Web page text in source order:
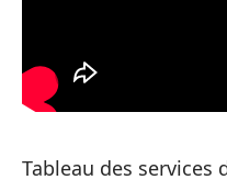
Tableau des services